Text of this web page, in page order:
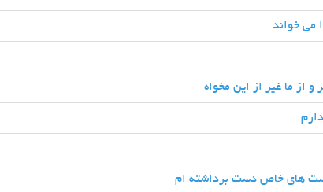
می خواند
و از ما غیر از این مخواه
های خاص دست برداشته ام